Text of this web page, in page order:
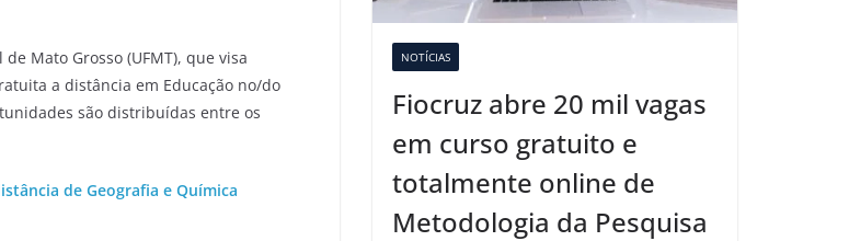
Mato Grosso (UFMT), que visa
a distância em Educação no/do
são distribuídas entre os
de Geografia e Química
NOTÍCIAS
Fiocruz abre 20 mil vagas
em curso gratuito e
totalmente online de
Metodologia da Pesquisa